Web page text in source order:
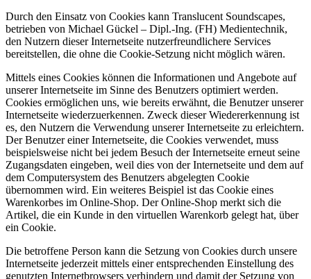
Durch den Einsatz von Cookies kann Translucent Soundscapes,
betrieben von Michael Gückel – Dipl.-Ing. (FH) Medientechnik,
den Nutzern dieser Internetseite nutzerfreundlichere Services
bereitstellen, die ohne die Cookie-Setzung nicht möglich wären.
Mittels eines Cookies können die Informationen und Angebote auf
unserer Internetseite im Sinne des Benutzers optimiert werden.
Cookies ermöglichen uns, wie bereits erwähnt, die Benutzer unserer
Internetseite wiederzuerkennen. Zweck dieser Wiedererkennung ist
es, den Nutzern die Verwendung unserer Internetseite zu erleichtern.
Der Benutzer einer Internetseite, die Cookies verwendet, muss
beispielsweise nicht bei jedem Besuch der Internetseite erneut seine
Zugangsdaten eingeben, weil dies von der Internetseite und dem auf
dem Computersystem des Benutzers abgelegten Cookie
übernommen wird. Ein weiteres Beispiel ist das Cookie eines
Warenkorbes im Online-Shop. Der Online-Shop merkt sich die
Artikel, die ein Kunde in den virtuellen Warenkorb gelegt hat, über
ein Cookie.
Die betroffene Person kann die Setzung von Cookies durch unsere
Internetseite jederzeit mittels einer entsprechenden Einstellung des
genutzten Internetbrowsers verhindern und damit der Setzung von